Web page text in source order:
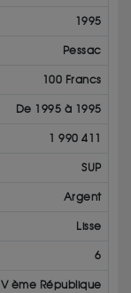
1995
Pessac
100 Francs
De 1995 à 1995
1 990 411
SUP
Argent
Lisse
6
V ème République